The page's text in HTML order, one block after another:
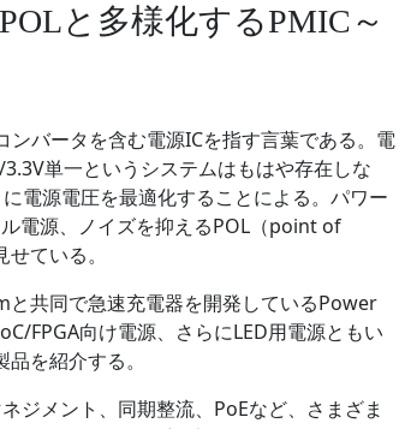
と多様化するPMIC～
ンバータを含む電源ICを指す言葉である。電
単一というシステムはもはや存在しな
電源電圧を最適化することによる。パワー
電源、ノイズを抑えるPOL（point of
ている。
共同で急速充電器を開発しているPower
FPGA向け電源、さらにLED用電源ともい
を紹介する。
ジメント、同期整流、PoEなど、さまざま